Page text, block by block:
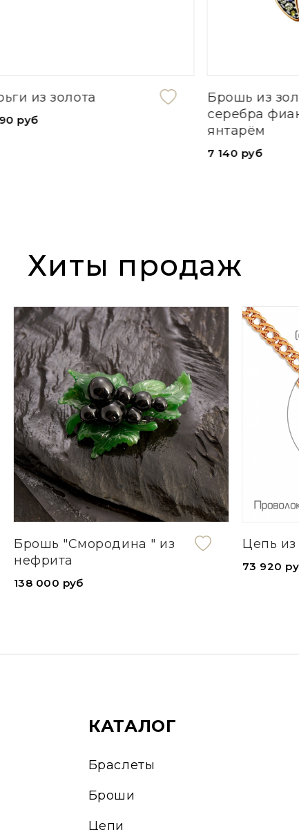
Брошь из золочёного
серебра фианитом и
янтарём
Колье
7 550 руб
Хиты продаж
Брошь "Смородина " из
нефрита
138 000 руб
Цепь из
73 920
КАТАЛОГ
Браслеты
Броши
Цепи